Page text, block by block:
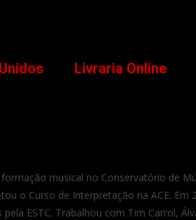
Livraria Online
musical no Conservatório de
o Curso de Interpretação na ACE. Em
ESTC. Trabalhou com Tim Carrol,